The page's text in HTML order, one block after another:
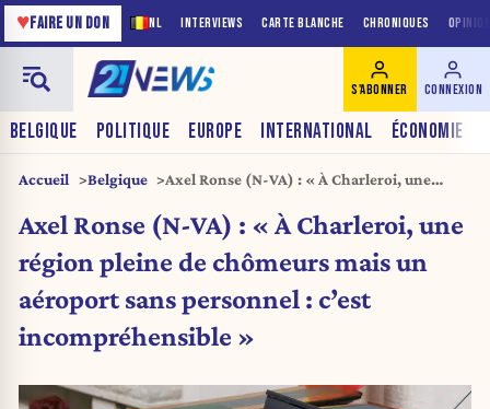
NL INTERVIEWS CARTE BLANCHE CHRONIQUES
♥FAIRE UN DON
BELGIQUE POLITIQUE EUROPE INTERNATIONAL ÉCONOMIE
S'ABONNER CONNEXION
Accueil Belgique
Axel Ronse (N-VA) : « À Charleroi, une
sans personnel : c’est incompréhensible »
Axel Ronse (N-VA) : « À Charleroi, une
région pleine de chômeurs mais un
aéroport sans personnel : c’est
incompréhensible »